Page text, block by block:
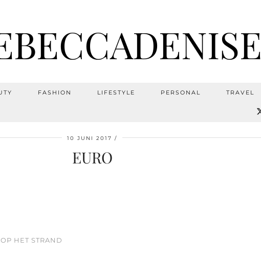
FASHION LIFESTYLE PERSONAL TRAVEL
10 JUNI 2017
EURO
HET STRAND